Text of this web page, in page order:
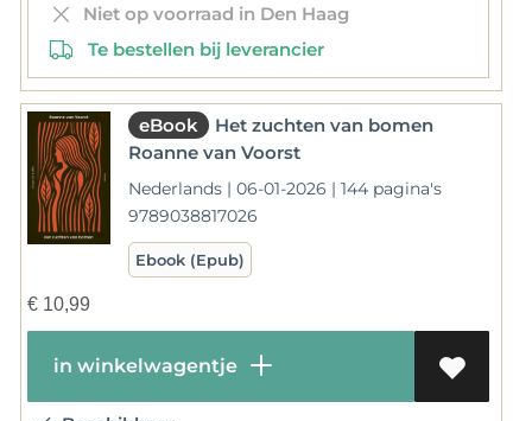
Niet op voorraad in Den Haag
Te bestellen bij leverancier
eBook
Het zuchten van bomen
Roanne van Voorst
Nederlands | 06-01-2026 | 144 pagina's
9789038817026
Ebook (Epub)
€10,99
in winkelwagentje